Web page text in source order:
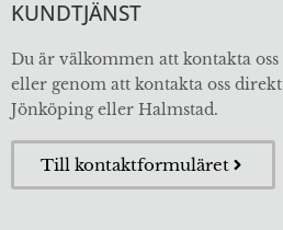
KUNDTJÄNST
Du är välkommen att kontakta
eller genom att kontakta oss
Jönköping eller Halmstad.
Till kontaktformuläret